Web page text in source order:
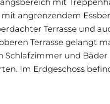
mit
angrenzendem
Terrasse und
Terrasse gelangt
und Bäder
Im Erdgeschoss